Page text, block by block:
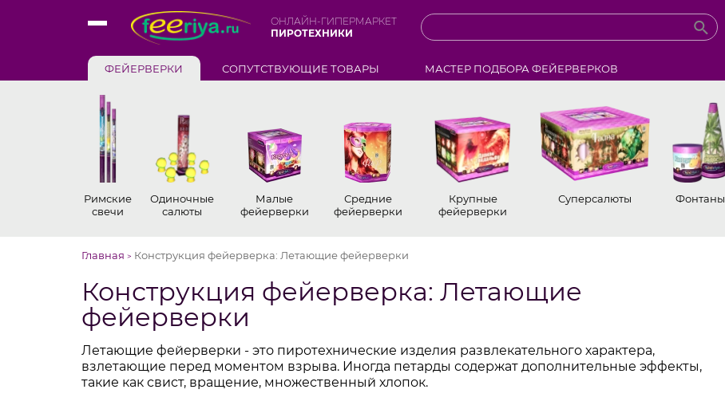
ОНЛАЙН-ГИПЕРМАРКЕТ
ПИРОТЕХНИКИ
ФЕЙЕРВЕРКИ СОПУТСТВУЮЩИЕ ТОВАРЫ МАСТЕР ПОДБОРА ФЕЙЕРВЕРКОВ
Римские
свечи
Одиночные
салюты
Малые
фейерверки
Средние
фейерверки
Крупные
фейерверки
Суперсалюты Фонтаны
Главная > Конструкция фейерверка: Летающие фейерверки
Конструкция фейерверка: Летающие
фейерверки
Летающие фейерверки - это пиротехнические изделия развлекательного характера,
взлетающие перед моментом взрыва. Иногда петарды содержат дополнительные эффекты,
такие как свист, вращение, множественный хлопок.